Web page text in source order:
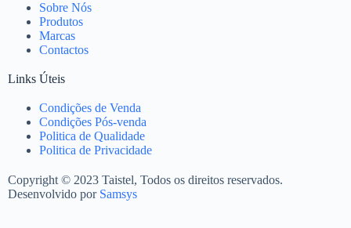
Sobre Nós
Produtos
Marcas
Contactos
Links Úteis
Condições de Venda
Condições Pós-venda
Politica de Qualidade
Politica de Privacidade
Copyright © 2023 Taistel, Todos os direitos reservados.
Desenvolvido por Samsys